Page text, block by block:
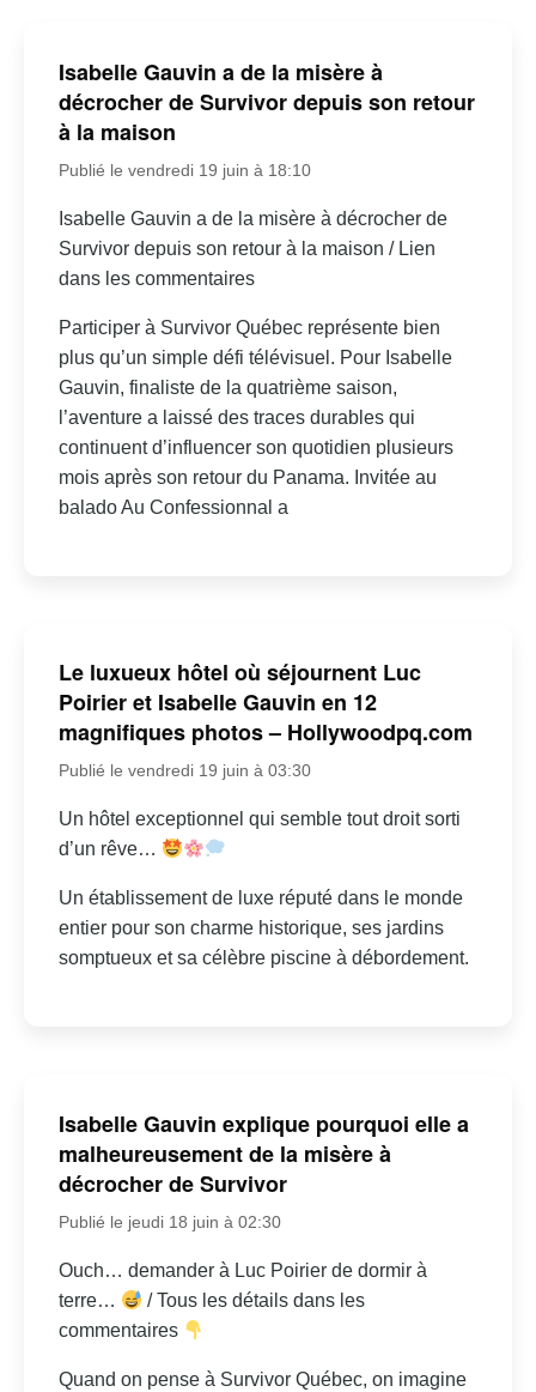
Isabelle Gauvin a de la misère à
décrocher de Survivor depuis son retour
à la maison
Publié le vendredi 19 juin à 18:10
Isabelle Gauvin a de la misère à décrocher de
Survivor depuis son retour à la maison / Lien
dans les commentaires
Participer à Survivor Québec représente bien
plus qu’un simple défi télévisuel. Pour Isabelle
Gauvin, finaliste de la quatrième saison,
l’aventure a laissé des traces durables qui
continuent d’influencer son quotidien plusieurs
mois après son retour du Panama. Invitée au
balado Au Confessionnal a
Le luxueux hôtel où séjournent Luc
Poirier et Isabelle Gauvin en 12
magnifiques photos – Hollywoodpq.com
Publié le vendredi 19 juin à 03:30
Un hôtel exceptionnel qui semble tout droit sorti
d’un rêve…
Un établissement de luxe réputé dans le monde
entier pour son charme historique, ses jardins
somptueux et sa célèbre piscine à débordement.
Isabelle Gauvin explique pourquoi elle a
malheureusement de la misère à
décrocher de Survivor
Publié le jeudi 18 juin à 02:30
Ouch… demander à Luc Poirier de dormir à
terre…
/ Tous les détails dans les
commentaires
Quand on pense à Survivor Québec, on imagine